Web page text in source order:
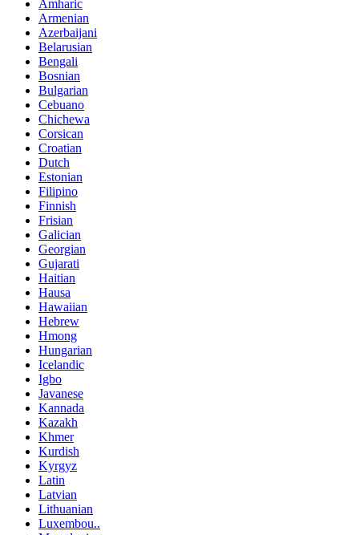
Amharic
Armenian
Azerbaijani
Belarusian
Bengali
Bosnian
Bulgarian
Cebuano
Chichewa
Corsican
Croatian
Dutch
Estonian
Filipino
Finnish
Frisian
Galician
Georgian
Gujarati
Haitian
Hausa
Hawaiian
Hebrew
Hmong
Hungarian
Icelandic
Igbo
Javanese
Kannada
Kazakh
Khmer
Kurdish
Kyrgyz
Latin
Latvian
Lithuanian
Luxembou..